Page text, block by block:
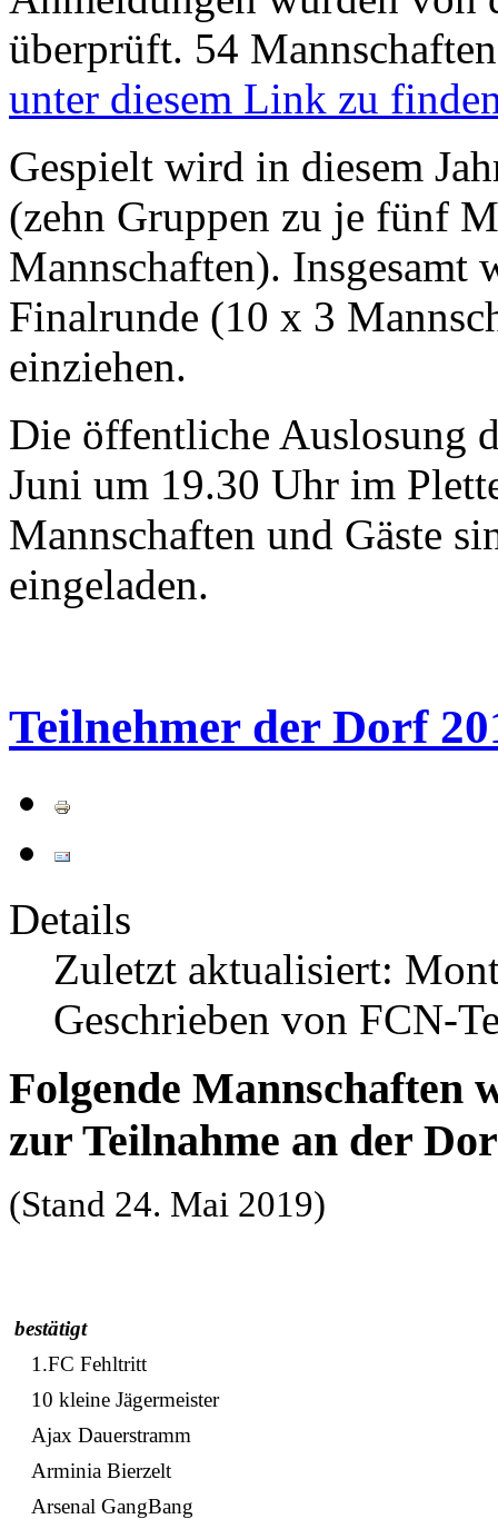
überprüft. 54
unter diesem Link zu
Gespielt wird in diesem
(zehn Gruppen zu je fünf
Mannschaften). Insgesamt
Finalrunde (10 x 3
einziehen.
Die öffentliche Auslosung
Juni um 19.30 Uhr im
Mannschaften und Gäste
eingeladen.
Teilnehmer der Dorf
Details
Zuletzt aktualisiert:
Geschrieben von FCN-
Folgende Mannschaften
zur Teilnahme an der
(Stand 24. Mai 2019)
bestätigt
1.FC Fehltritt
10 kleine Jägermeister
Ajax Dauerstramm
Arminia Bierzelt
Arsenal GangBang